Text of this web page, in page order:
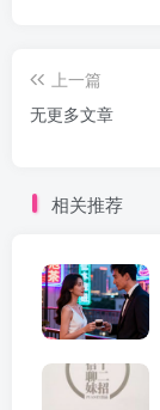
上一篇
无更多文章
相关推荐